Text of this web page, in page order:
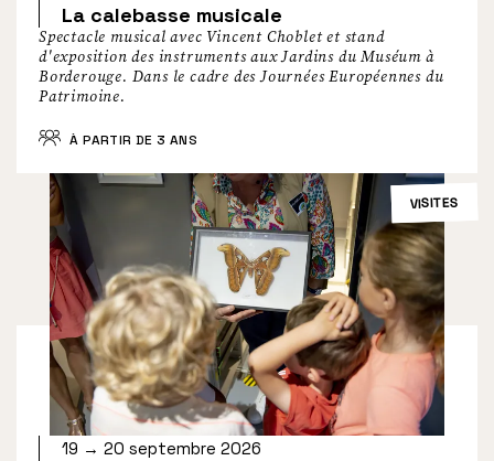
La calebasse musicale
Spectacle musical avec Vincent Choblet et stand
d'exposition des instruments aux Jardins du Muséum à
Borderouge. Dans le cadre des Journées Européennes du
Patrimoine.
À PARTIR DE 3 ANS
19 → 20 septembre 2026
VISITES